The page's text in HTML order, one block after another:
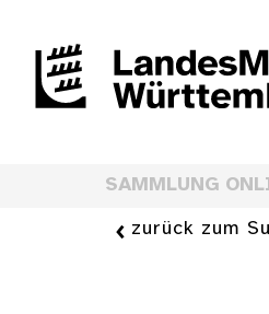
SAMMLUNG
zurück zum